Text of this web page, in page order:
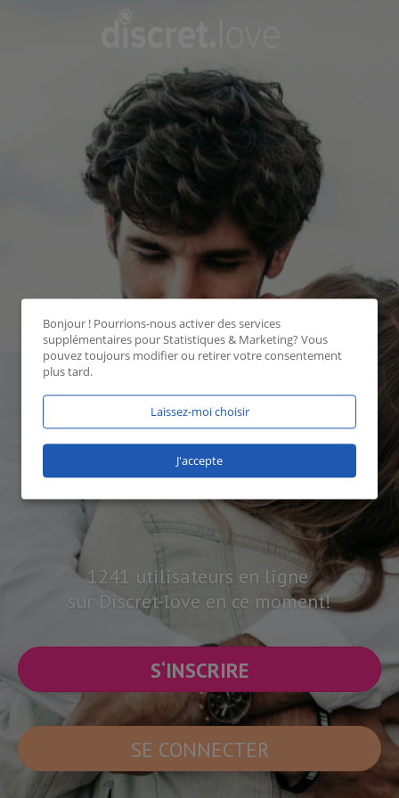
1241 utilisateurs en ligne
sur Discret-love en ce moment!
S‘INSCRIRE
SE CONNECTER
Bonjour ! Pourrions-nous activer des services
supplémentaires pourStatistiques & Marketing? Vous
pouvez toujours modifier ou retirer votre consentement
plus tard.
Laissez-moi choisir
J'accepte